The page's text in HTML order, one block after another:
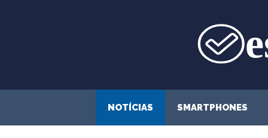
NOTÍCIAS SMARTPHONES